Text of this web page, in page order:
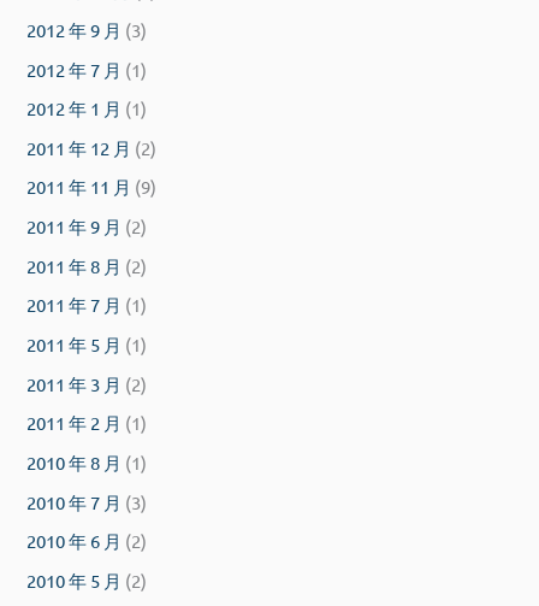
2012 年 9 月 (3)
2012 年 7 月 (1)
2012 年 1 月 (1)
2011 年 12 月 (2)
2011 年 11 月 (9)
2011 年 9 月 (2)
2011 年 8 月 (2)
2011 年 7 月 (1)
2011 年 5 月 (1)
2011 年 3 月 (2)
2011 年 2 月 (1)
2010 年 8 月 (1)
2010 年 7 月 (3)
2010 年 6 月 (2)
2010 年 5 月 (2)